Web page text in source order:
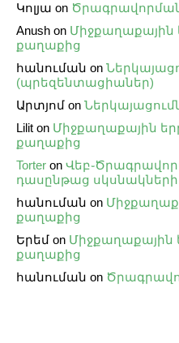
Կոլյա on
Anush on Միջքաղաքային
քաղաքից
հանուման on
(պրեզենտացիաներ)
Արտյոմ on
Lilit on Միջքաղաքային
քաղաքից
Torter on
դասընթաց
հանուման on
քաղաքից
Երեմ on Միջքաղաքային
քաղաքից
հանուման on